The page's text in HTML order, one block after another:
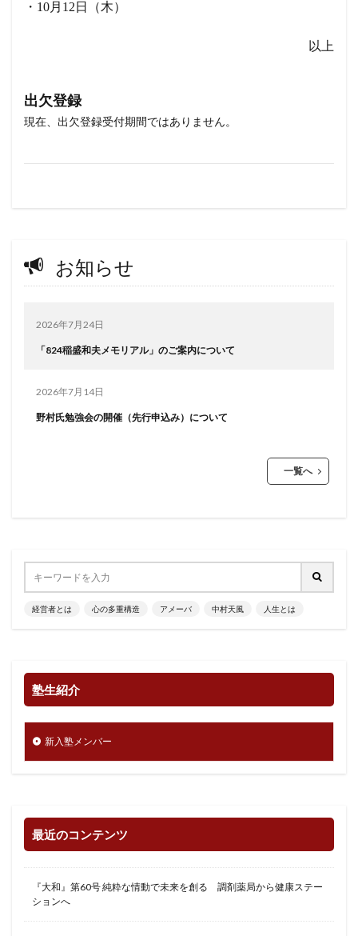
・10月12日（木）
以上
出欠登録
現在、出欠登録受付期間ではありません。
お知らせ
2026年7月24日
「824稲盛和夫メモリアル」のご案内について
2026年7月14日
野村氏勉強会の開催（先行申込み）について
一覧へ
経営者とは 心の多重構造 アメーバ 中村天風 人生とは
塾生紹介
新入塾メンバー
最近のコンテンツ
『大和』第60号 純粋な情動で未来を創る 調剤薬局から健康ステー
ションへ